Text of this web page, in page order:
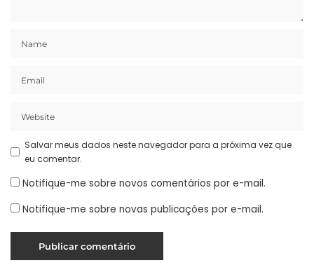
Salvar meus dados neste navegador para a próxima vez que
eu comentar.
Notifique-me sobre novos comentários por e-mail.
Notifique-me sobre novas publicações por e-mail.